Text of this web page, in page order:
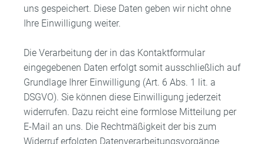
uns gespeichert. Diese Daten geben wir nicht ohne
Ihre Einwilligung weiter.
Die Verarbeitung der in das Kontaktformular
eingegebenen Daten erfolgt somit ausschließlich auf
Grundlage Ihrer Einwilligung (Art. 6 Abs. 1 lit. a
DSGVO). Sie können diese Einwilligung jederzeit
widerrufen. Dazu reicht eine formlose Mitteilung per
E-Mail an uns. Die Rechtmäßigkeit der bis zum
Widerruf erfolgten Datenverarbeitungsvorgänge